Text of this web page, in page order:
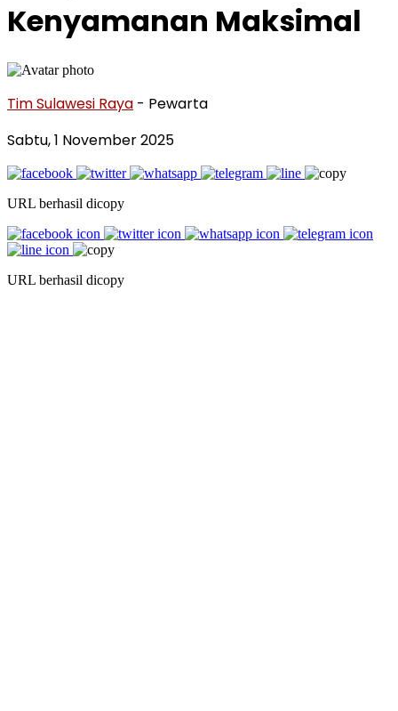
Kenyamanan Maksimal
Tim Sulawesi Raya - Pewarta
Sabtu, 1 November 2025
URL berhasil dicopy
URL berhasil dicopy